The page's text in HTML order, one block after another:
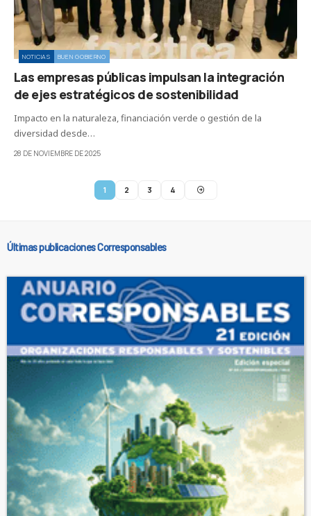
NOTICIAS BUEN GOBIERNO
Las empresas públicas impulsan la integración
de ejes estratégicos de sostenibilidad
Impacto en la naturaleza, financiación verde o gestión de la
diversidad desde…
28 DE NOVIEMBRE DE 2025
1 2 3 4
Últimas publicaciones Corresponsables